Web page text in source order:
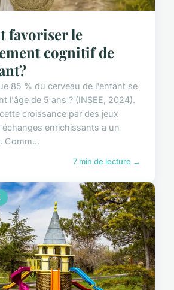
favoriser le
cognitif de
85 % du cerveau de l'enfant se
l'âge de 5 ans ? (INSEE, 2024).
croissance par des jeux
enrichissants a un
Comm...
7 min de lecture →